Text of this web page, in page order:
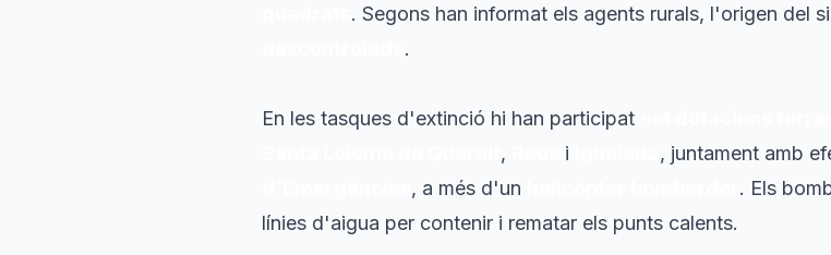
. Segons han informat els agents rurals, l'origen del
.
En les tasques d'extinció hi han participat
, i , juntament amb
, a més d'un
. Els
línies d'aigua per contenir i rematar els punts calents.